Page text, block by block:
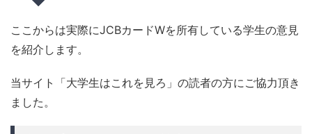
ここからは実際にJCBカードWを所有している学生の意見
を紹介します。
当サイト「大学生はこれを見ろ」の読者の方にご協力頂き
ました。